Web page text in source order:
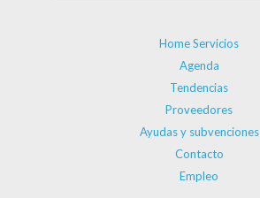
Home Servicios
Agenda
Tendencias
Proveedores
Ayudas y subvenciones
Contacto
Empleo